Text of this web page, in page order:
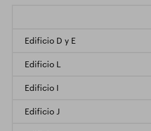
Edificio D y E
Edificio L
Edificio I
Edificio J